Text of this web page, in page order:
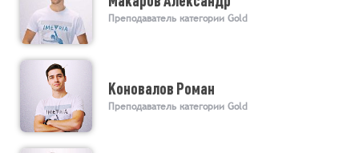
Преподаватель категории Gold
Коновалов Роман
Преподаватель категории Gold